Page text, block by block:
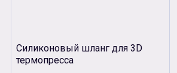
Силиконовый шланг для 3D
термопресса